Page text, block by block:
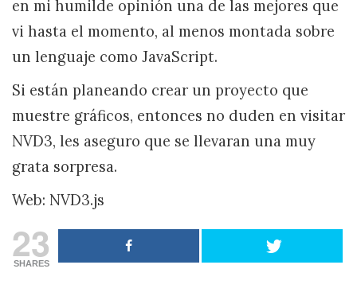
en mi humilde opinión una de las mejores que
vi hasta el momento, al menos montada sobre
un lenguaje como JavaScript.
Si están planeando crear un proyecto que
muestre gráficos, entonces no duden en visitar
NVD3, les aseguro que se llevaran una muy
grata sorpresa.
Web: NVD3.js
23
SHARES